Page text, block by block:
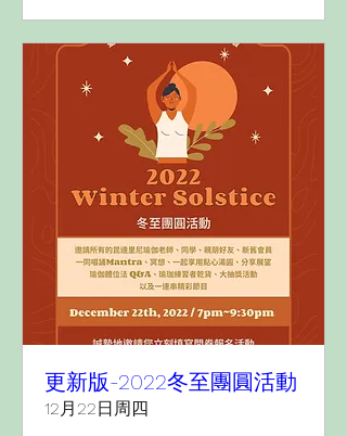
更新版-2022冬至團圓活動
12月22日周四